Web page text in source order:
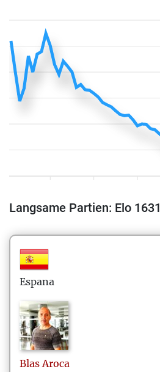
Langsame Partien: Elo 1631
Espana
Blas Aroca